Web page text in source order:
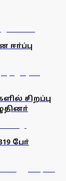
ஈா்ப்பு
சிறப்பு
போ்